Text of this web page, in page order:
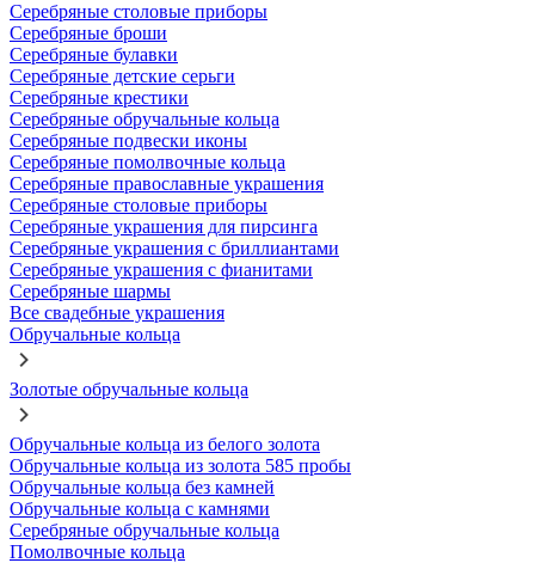
Серебряные столовые приборы
Серебряные броши
Серебряные булавки
Серебряные детские серьги
Серебряные крестики
Серебряные обручальные кольца
Серебряные подвески иконы
Серебряные помолвочные кольца
Серебряные православные украшения
Серебряные столовые приборы
Серебряные украшения для пирсинга
Серебряные украшения с бриллиантами
Серебряные украшения с фианитами
Серебряные шармы
Все свадебные украшения
Обручальные кольца
Золотые обручальные кольца
Обручальные кольца из белого золота
Обручальные кольца из золота 585 пробы
Обручальные кольца без камней
Обручальные кольца с камнями
Серебряные обручальные кольца
Помолвочные кольца